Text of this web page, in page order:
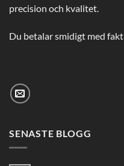
precision och kvalitet.
Du betalar smidigt med
SENASTE BLOGG